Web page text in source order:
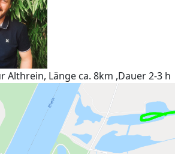
Althrein, Länge ca. 8km ,Dauer 2-3 h